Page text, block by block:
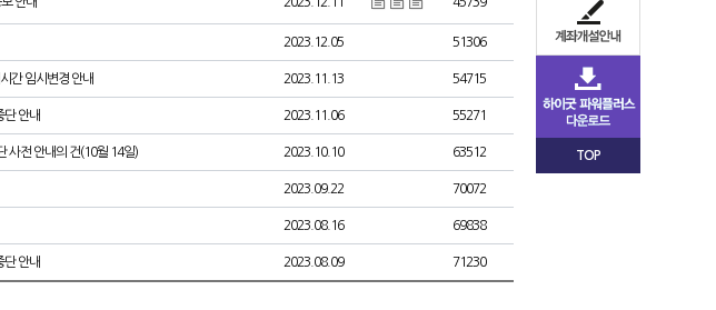
2023.12.05 51306
간 임시변경 안내 2023.11.13 54715
단 안내 2023.11.06 55271
사전 안내의 건(10월 14일) 2023.10.10 63512
2023.09.22 70072
2023.08.16 69838
단 안내 2023.08.09 71230
TOP